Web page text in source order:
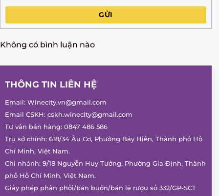
GỬI
Không có bình luận nào
THÔNG TIN LIÊN HỆ
Email: Winecity.vn@gmail.com
Email CSKH: cskh.winecity@gmail.com
Tư vấn bán hàng: 0847 486 586
Trụ sở chính: 618/34 Âu Cơ, Phường Bảy Hiền, Thành phố Hồ
Chí Minh, Việt Nam.
Chi nhánh: 9/18 Nguyễn Huy Tưởng, Phường Gia Định, Thành
phố Hồ Chí Minh, Việt Nam.
Giấy phép phân phối/bán buôn/bán lẻ rượu số 332/GP-SCT